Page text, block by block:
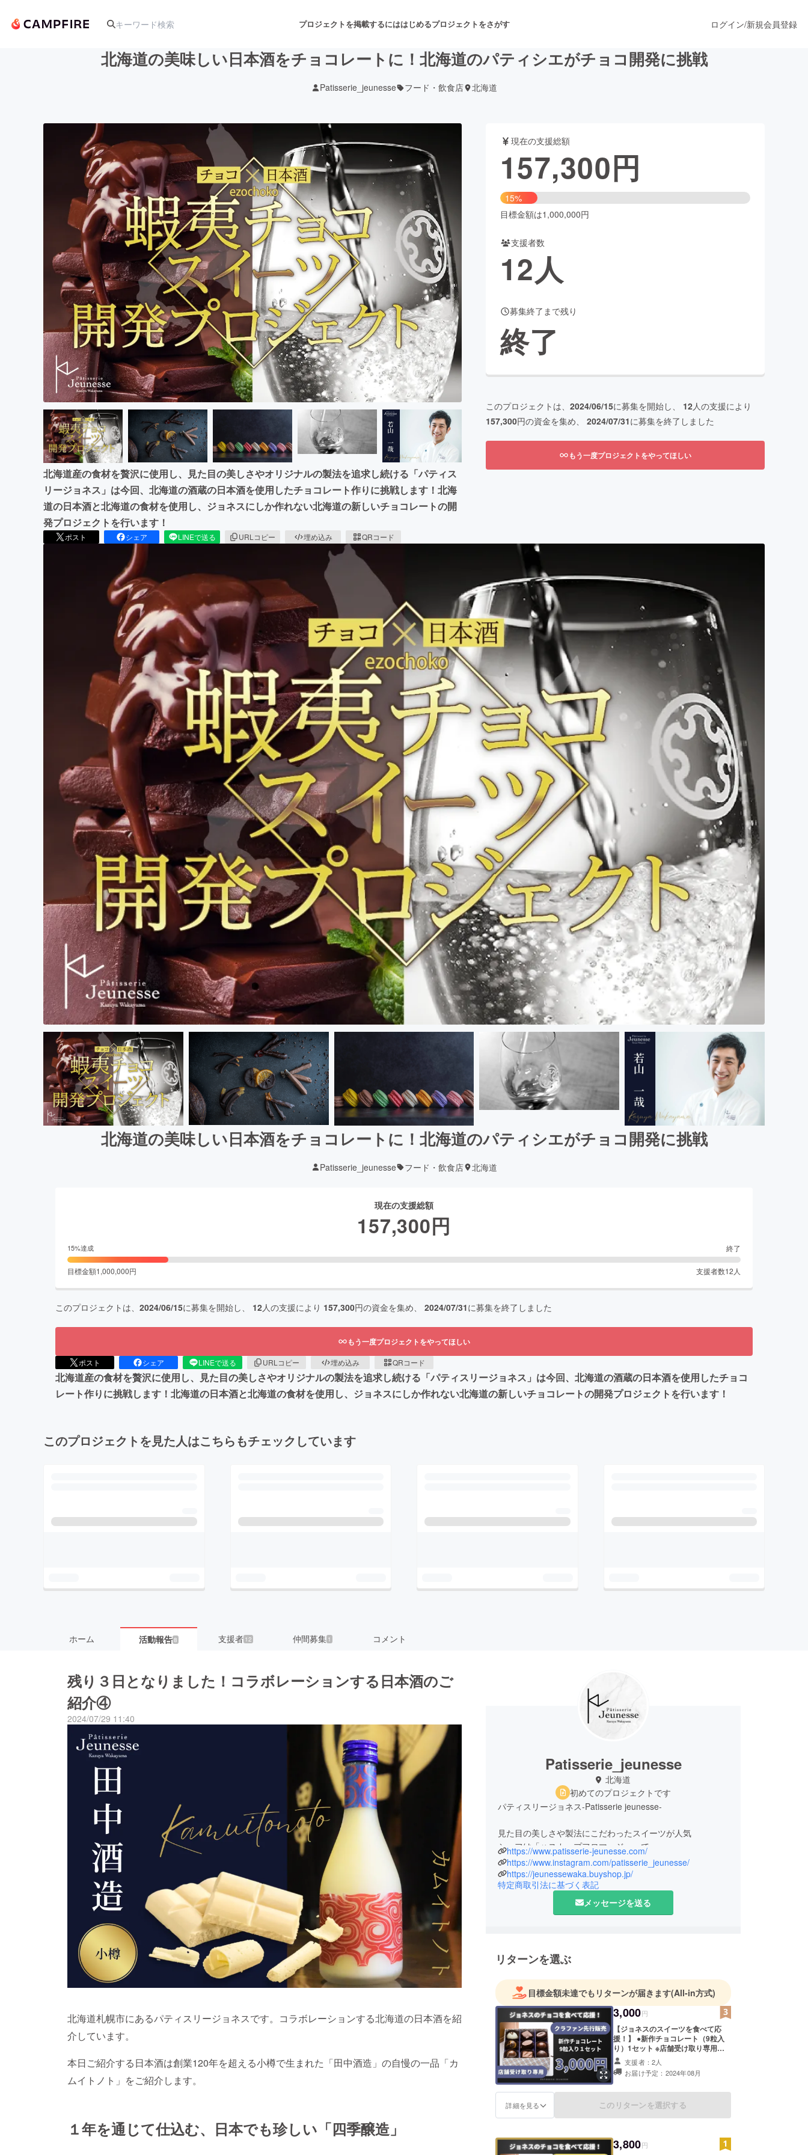
プロジェクトを掲載するにははじめるプロジェクトをさがす
アート・写真 音楽 舞台・パフォーマンス
テクノロジー・ガジェット ゲーム・サービス開発 ファッション
映像・映画 書籍・雑誌出版 アニメ・漫画
ビジネス・起業 チャレンジ ビューティー・ヘルスケア
まちづくり・地域活性化
CAMPFIRE for Social GoodCAMPFIRE Creation
CAMPFIREふるさと納税machi-yaコミュニティ
ログイン/新規会員登録
北海道の美味しい日本酒をチョコレートに！北海道のパティシエがチョコ開発に挑戦
Patisserie_jeunesse フード・飲食店 北海道
北海道産の食材を贅沢に使用し、見た目の美しさやオリジナルの製法を追求し続ける「パティス
リージョネス」は今回、北海道の酒蔵の日本酒を使用したチョコレート作りに挑戦します！北海
道の日本酒と北海道の食材を使用し、ジョネスにしか作れない北海道の新しいチョコレートの開
発プロジェクトを行います！
ポスト シェア LINEで送る URLコピー 埋め込み QRコード
現在の支援総額
157,300円
15%
目標金額は1,000,000円
支援者数
12人
募集終了まで残り
終了
このプロジェクトは、 2024/06/15に募集を開始し、 12人の支援により
157,300円の資金を集め、 2024/07/31に募集を終了しました
もう一度プロジェクトをやってほしい
北海道の美味しい日本酒をチョコレートに！北海道のパティシエがチョコ開発に挑戦
Patisserie_jeunesse フード・飲食店 北海道
現在の支援総額
157,300円
15%達成 終了
目標金額1,000,000円 支援者数12 人
このプロジェクトは、 2024/06/15に募集を開始し、 12人の支援により 157,300円の資金を集め、 2024/07/31に募集を終了しました
もう一度プロジェクトをやってほしい
ポスト シェア LINEで送る URLコピー 埋め込み QRコード
北海道産の食材を贅沢に使用し、見た目の美しさやオリジナルの製法を追求し続ける「パティスリージョネス」は今回、北海道の酒蔵の日本酒を使用したチョコ
レート作りに挑戦します！北海道の日本酒と北海道の食材を使用し、ジョネスにしか作れない北海道の新しいチョコレートの開発プロジェクトを行います！
このプロジェクトを見た人はこちらもチェックしています
ホーム 活動報告8 支援者 12 仲間募集 1 コメント
残り３日となりました！コラボレーションする日本酒のご
紹介④
2024/07/29 11:40
北海道札幌市にあるパティスリージョネスです。コラボレーションする北海道の日本酒を紹
介しています。
本日ご紹介する日本酒は創業120年を超える小樽で生まれた「田中酒造」の自慢の一品「カ
ムイトノト」をご紹介します。
１年を通じて仕込む、日本でも珍しい「四季醸造」
Patisserie_jeunesse
北海道
初めてのプロジェクトです
パティスリージョネス-Patisserie jeunesse-
見た目の美しさや製法にこだわったスイーツが人気
シェフは「ハスカップフロマージュ」で
2009年さっぽろスイーツコンペティションでグランプリ受賞
大阪市立東洋陶磁美術館のカフェにスイーツを提供するなど
メニュー開発にも携わっている。
［定休日］火曜日
https://www.patisserie-jeunesse.com/
https://www.instagram.com/patisserie_jeunesse/
https://jeunessewaka.buyshop.jp/
特定商取引法に基づく表記
メッセージを送る
リターンを選ぶ
目標金額未達でもリターンが届きます(All-in方式)
3,000円
【ジョネスのスイーツを食べて応
援！】 ●新作チョコレート（9粒入
り）1セット ※店舗受け取り専用と
なります。 ※今回、機械を購入して
制作するチョコレートを店頭販売よ
りもいち早くお届けします！ ※一部
の方、運転時などはご遠慮くださ
ターンに貼付されたラベルや注意書
支援者：2人
お届け予定：2024年08月
詳細を見る このリターンを選択する
3,800円